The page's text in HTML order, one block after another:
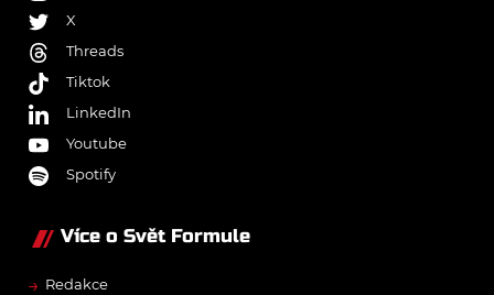
X
Threads
Tiktok
LinkedIn
Youtube
Spotify
Více o Svět Formule
→ Redakce